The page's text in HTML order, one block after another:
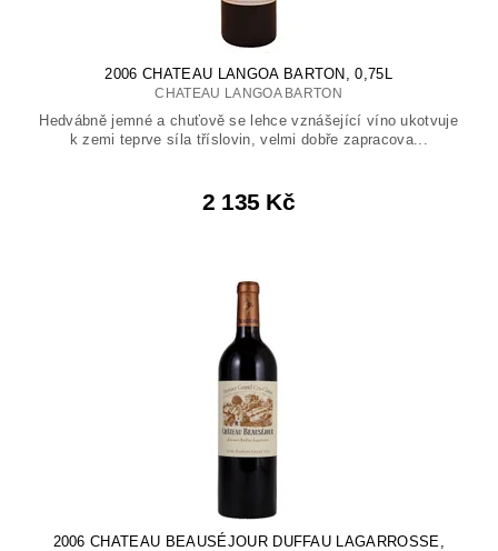
2006 CHATEAU LANGOA BARTON, 0,75L
CHATEAU LANGOA BARTON
Hedvábně jemné a chuťově se lehce vznášející víno ukotvuje
k zemi teprve síla tříslovin, velmi dobře zapracova...
2 135 Kč
2006 CHATEAU BEAUSÉJOUR DUFFAU LAGARROSSE,